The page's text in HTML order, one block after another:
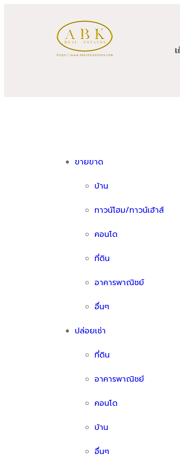
ขายขาด
บ้าน
ทาวน์โฮม/ทาวน์เฮ้าส์
คอนโด
ที่ดิน
อาคารพาณิชย์
อื่นๆ
ปล่อยเช่า
ที่ดิน
อาคารพาณิชย์
คอนโด
บ้าน
อื่นๆ